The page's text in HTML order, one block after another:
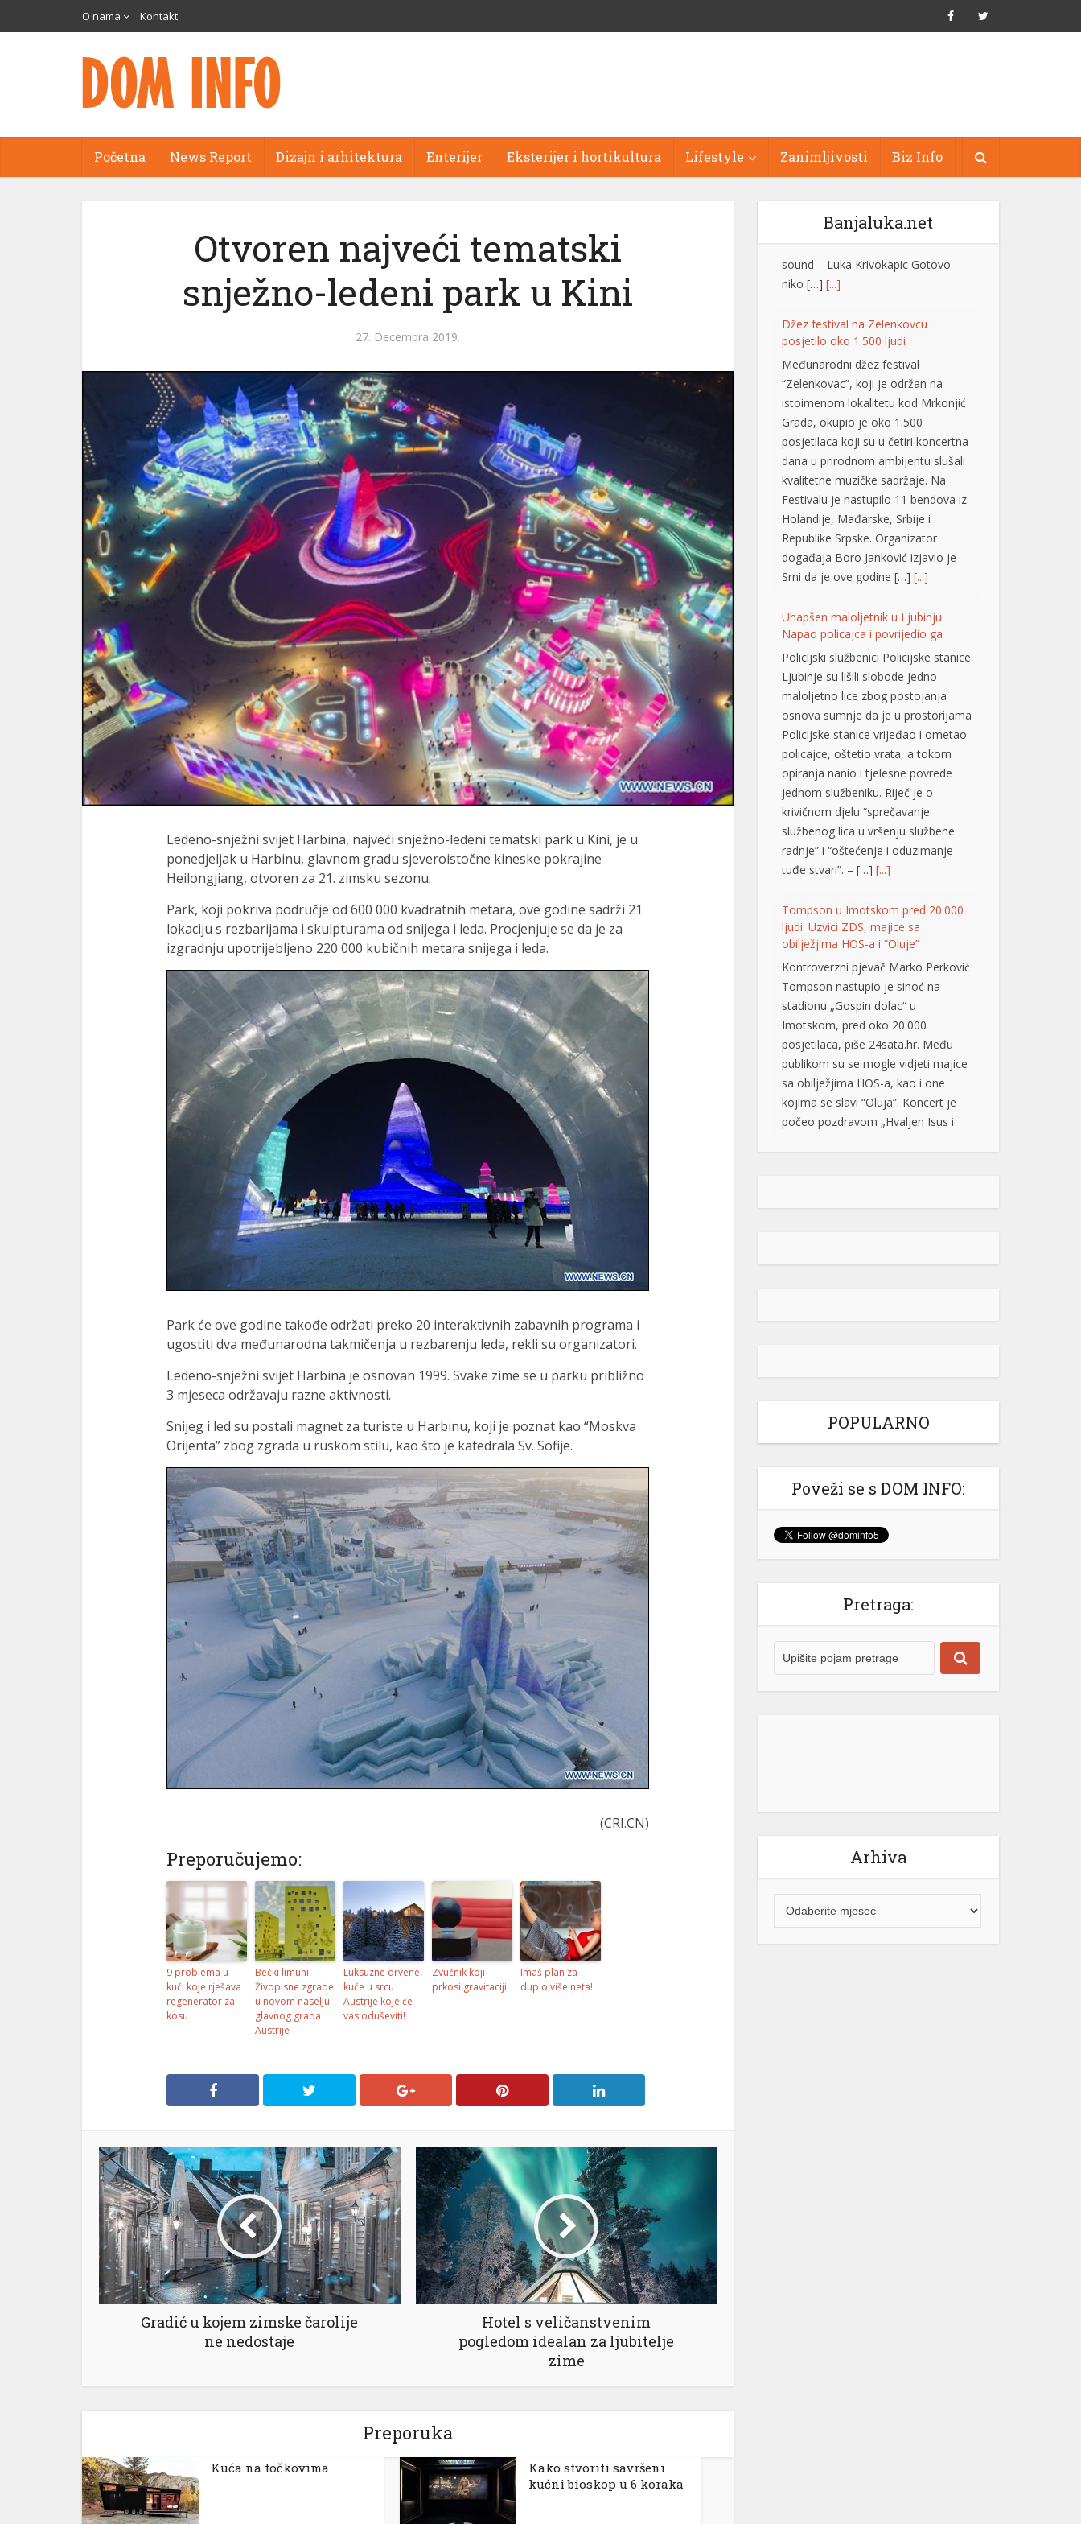
O nama Kontakt
Početna News Report Dizajn i arhitektura Enterijer Eksterijer i hortikultura Lifestyle Zanimljivosti Biz Info
Otvoren najveći tematski
snježno-ledeni park u Kini
27. Decembra 2019.
Ledeno-snježni svijet Harbina, najveći snježno-ledeni tematski park u Kini, je u
ponedjeljak u Harbinu, glavnom gradu sjeveroistočne kineske pokrajine
Heilongjiang, otvoren za 21. zimsku sezonu.
Park, koji pokriva područje od 600 000 kvadratnih metara, ove godine sadrži 21
lokaciju s rezbarijama i skulpturama od snijega i leda. Procjenjuje se da je za
izgradnju upotrijebljeno 220 000 kubičnih metara snijega i leda.
Park će ove godine takođe održati preko 20 interaktivnih zabavnih programa i
ugostiti dva međunarodna takmičenja u rezbarenju leda, rekli su organizatori.
Ledeno-snježni svijet Harbina je osnovan 1999. Svake zime se u parku približno
3 mjeseca održavaju razne aktivnosti.
Snijeg i led su postali magnet za turiste u Harbinu, koji je poznat kao “Moskva
Orijenta” zbog zgrada u ruskom stilu, kao što je katedrala Sv. Sofije.
(CRI.CN)
Preporučujemo:
9 problema u
kući koje rješava
regenerator za
kosu
Bečki limuni:
Živopisne zgrade
u novom naselju
glavnog grada
Austrije
Luksuzne drvene
kuće u srcu
Austrije koje će
vas oduševiti!
Zvučnik koji
prkosi gravitaciji
Imaš plan za
duplo više neta!
Gradić u kojem zimske čarolije
ne nedostaje
Hotel s veličanstvenim
pogledom idealan za ljubitelje
zime
Preporuka
Kuća na točkovima
Kako stvoriti savršeni
kućni bioskop u 6 koraka
Banjaluka.net
Džez festival na Zelenkovcu
posjetilo oko 1.500 ljudi
Međunarodni džez festival
“Zelenkovac”, koji je održan na
Grada, okupio je oko 1.500
posjetilaca koji su u četiri koncertna
dana u prirodnom ambijentu slušali
kvalitetne muzičke sadržaje. Na
Festivalu je nastupilo 11 bendova iz
Holandije, Mađarske, Srbije i
Republike Srpske. Organizator
događaja Boro Јanković izjavio je
Srni da je ove godine […][...]
Uhapšen maloljetnik u Ljubinju:
Napao policajca i povrijedio ga
Policijski službenici Policijske stanice
Ljubinje su lišili slobode jedno
osnova sumnje da je u prostorijama
Policijske stanice vrijeđao i ometao
policajce, oštetio vrata, a tokom
opiranja nanio i tjelesne povrede
jednom službeniku. Riječ je o
krivičnom djelu “sprečavanje
službenog lica u vršenju službene
radnje” i “oštećenje i oduzimanje
tuđe stvari”. – […][...]
Tompson u Imotskom pred 20.000
ljudi: Uzvici ZDS, majice sa
Kontroverzni pjevač Marko Perković
Tompson nastupio je sinoć na
Imotskom, pred oko 20.000
posjetilaca, piše 24sata.hr. Među
publikom su se mogle vidjeti majice
sa obilježjima HOS-a, kao i one
kojima se slavi “Oluja”. Koncert je
počeo pozdravom „Hvaljen Isus i
Marija“, a na repertoaru se našla i
pjesma „Bojna Čavoglave“. Na […]
[...]
najduže čeka
odvija redovno, a na graničnim
oba smjera na prelazima Zupci i
Gradina, Hum […][...]
zapjevao sa Vladom Georgievom u
Herceg Novom (VIDEO)
prestaje da oduševljava region!
Najbolji svih vremena je odlučio
Gori, a svakodnevno stižu snimci koji
nas uvjeravaju da on “nije sa ove
velike mase poznatih sportista i
ličnosti. @krivokapic00♬ original
sound – Luka Krivokapic Gotovo
POPULARNO